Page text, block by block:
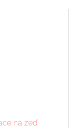
na zeď